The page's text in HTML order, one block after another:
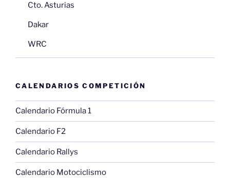
Cto. Asturias
Dakar
WRC
CALENDARIOS COMPETICIÓN
Calendario Fórmula 1
Calendario F2
Calendario Rallys
Calendario Motociclismo